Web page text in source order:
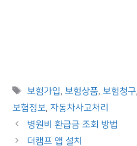
Tags
보험가입,보험상품,보험청구
보험정보, 자동차사고처리
병원비 환급금 조회 방법
더캠프 앱 설치